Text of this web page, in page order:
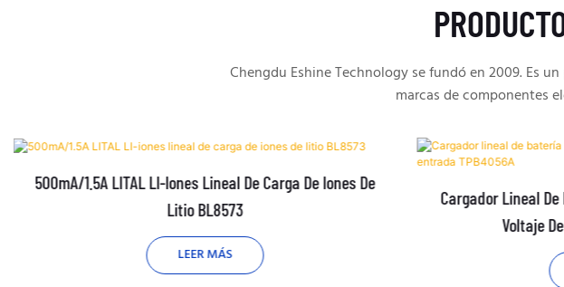
Chengdu Eshine Technology se fundó en 2009. Es
marcas de componentes
500mA/1.5A LITAL LI-Iones Lineal De Carga De Iones De
Litio BL8573
LEER MÁS
Cargador Lineal De
Voltaje